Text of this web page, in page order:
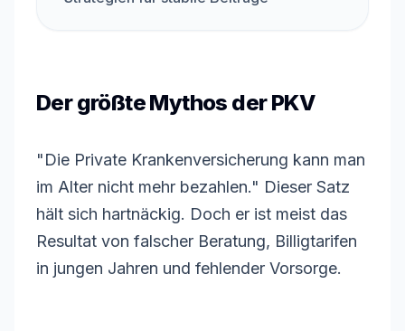
Der größte Mythos der PKV
"Die Private Krankenversicherung kann man
im Alter nicht mehr bezahlen." Dieser Satz
hält sich hartnäckig. Doch er ist meist das
Resultat von falscher Beratung, Billigtarifen
in jungen Jahren und fehlender Vorsorge.